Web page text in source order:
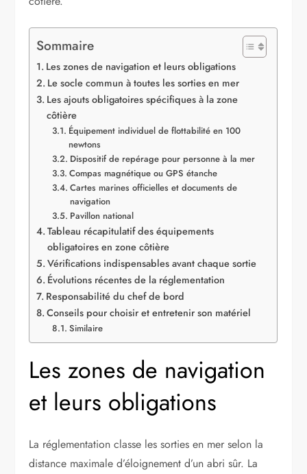
Sommaire
Les zones de navigation et leurs obligations
Le socle commun à toutes les sorties en mer
Les ajouts obligatoires spécifiques à la zone
côtière
Équipement individuel de flottabilité en 100
newtons
Dispositif de repérage pour personne à la mer
Compas magnétique ou GPS étanche
Cartes marines officielles et documents de
navigation
Pavillon national
Tableau récapitulatif des équipements
obligatoires en zone côtière
Vérifications indispensables avant chaque sortie
Évolutions récentes de la réglementation
Responsabilité du chef de bord
Conseils pour choisir et entretenir son matériel
Similaire
Les zones de navigation
et leurs obligations
La réglementation classe les sorties en mer selon la
distance maximale d’éloignement d’un abri sûr. La